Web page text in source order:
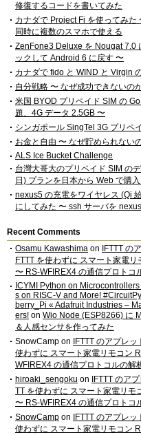
修復するコードを書いてみた
カナダで Project Fi を使ってみた
同時に複数のスマホで使える
ZenFone3 Deluxe を Nougat 7.0
ックして Android 6 に戻す 〜
カナダで fido と WIND と Virgin
自分戦略 〜 なぜ成功できないの
米国 BYOD プリペイド SIM の
題、4G データ 2.5GB 〜
シンガポール SingTel 3G プリペ
お金と自由 〜 なぜ貯められない
ALS Ice Bucket Challenge
台灣大哥大のプリペイド SIM の
日) プランを日本から Web で購
nexus5 の充電をワイヤレス (Qi
にしてみた 〜 ssh サーバを
Recent Comments
Osamu Kawashima on
IFTTT の
FTTT を使わずに スマート家電
〜 RS-WFIREX4 の通信プロトコ
ICYMI Python on
s on RISC-V and More!
berry_Pi « Adafruit Industries –
ers! on Wio Node (ESP8266) に
＆人感センサを作ってみた
SnowCamp on
IFTTT のアプレ
使わずに スマート家電リモコン
WFIREX4 の通信プロトコルの解
hiroaki_sengoku on
IFTTT のア
TT を使わずに スマート家電リモ
〜 RS-WFIREX4 の通信プロトコ
SnowCamp on
IFTTT のアプレ
使わずに スマート家電リモコン